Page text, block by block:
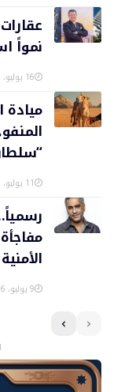
نمواً
16 يوليو، 2026
ميادة
11 يوليو، 2026
9 يوليو، 2026